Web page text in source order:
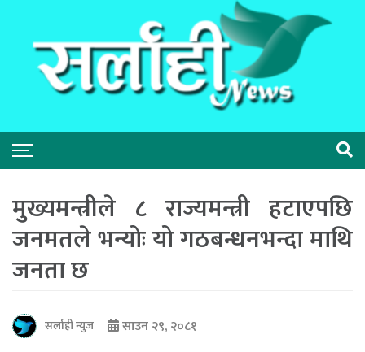
मुख्यमन्त्रीले ८ राज्यमन्त्री हटाएपछि
जनमतले भन्योः यो गठबन्धनभन्दा माथि
जनता छ
सर्लाही न्युज साउन २९, २०८१